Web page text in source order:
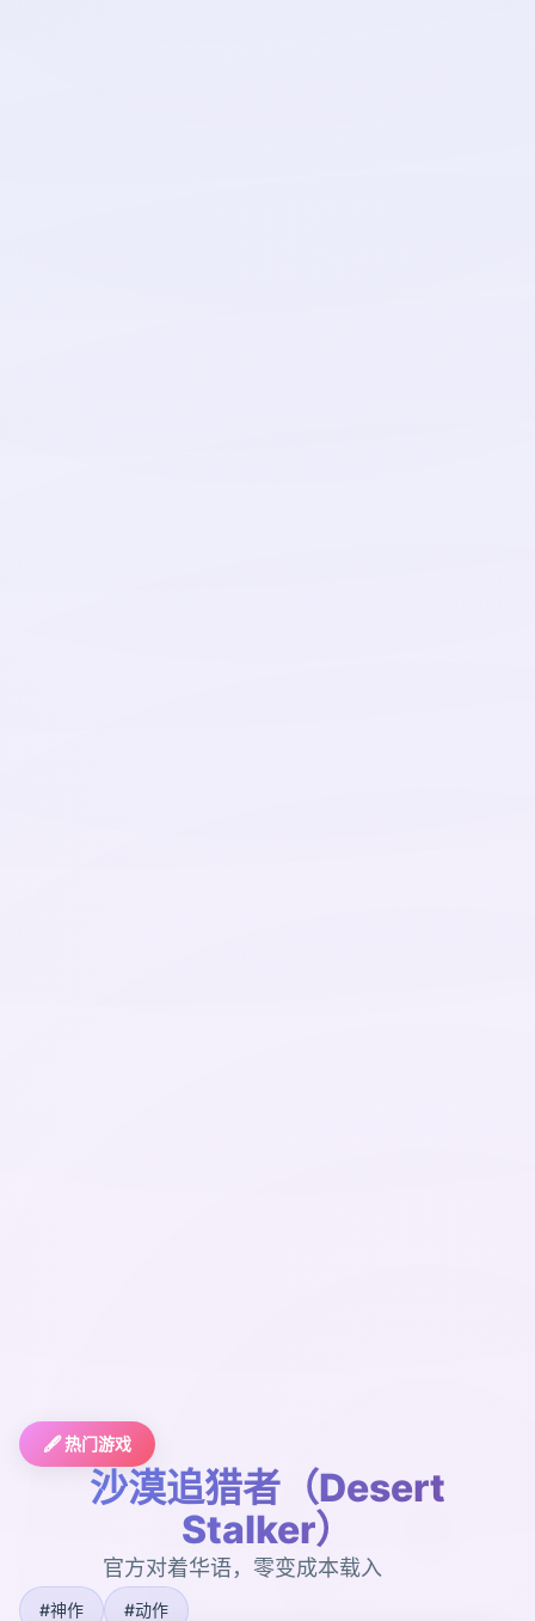
🖋️ 热门游戏
沙漠追猎者（Desert
Stalker）
官方对着华语，零变成本载入
#神作 #动作